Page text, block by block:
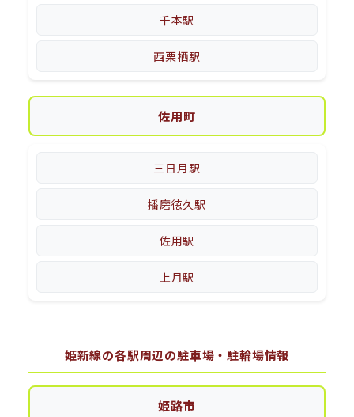
千本駅
西栗栖駅
佐用町
三日月駅
播磨徳久駅
佐用駅
上月駅
姫新線の各駅周辺の駐車場・駐輪場情報
姫路市